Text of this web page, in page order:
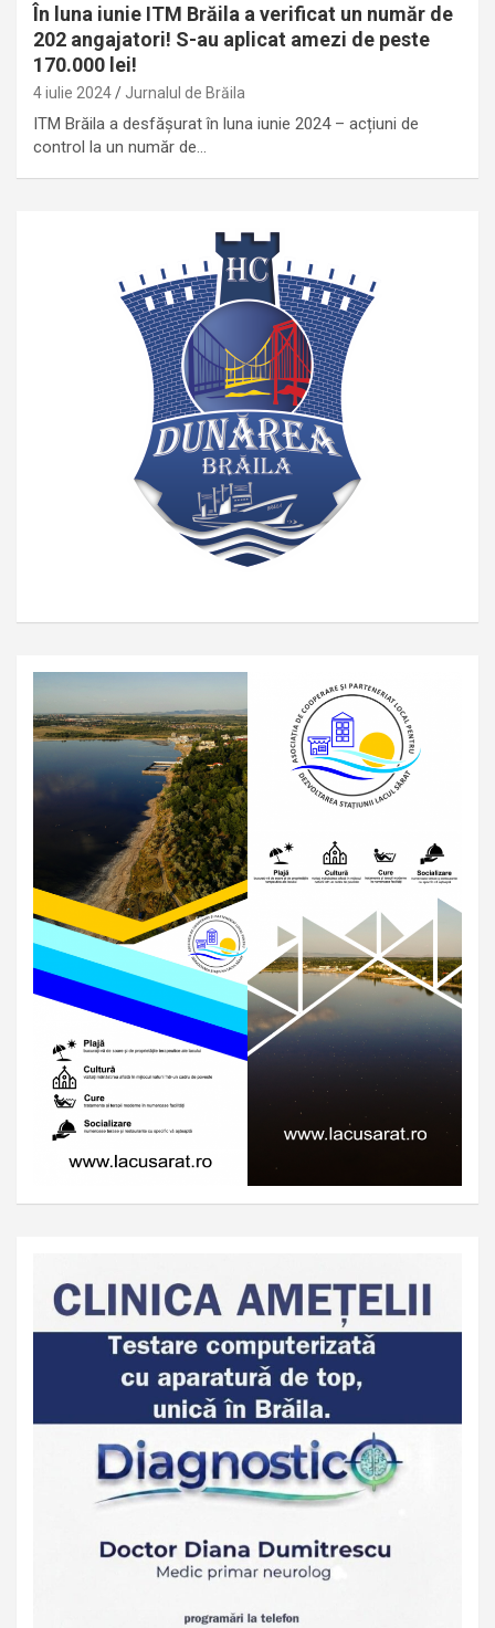
În luna iunie ITM Brăila a verificat un număr de
202 angajatori! S-au aplicat amezi de peste
170.000 lei!
4 iulie 2024 Jurnalul de Brăila
ITM Brăila a desfășurat în luna iunie 2024 – acțiuni de
control la un număr de…